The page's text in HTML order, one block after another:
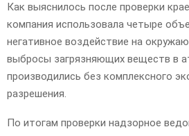
Как выяснилось после проверки
компания использовала четыре
негативное воздействие на
выбросы загрязняющих веществ в
производились без комплексного
разрешения.
По итогам проверки надзорное